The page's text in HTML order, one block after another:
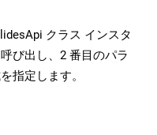
クラス インスタ
び出し、2 番目のパラ
指定します。